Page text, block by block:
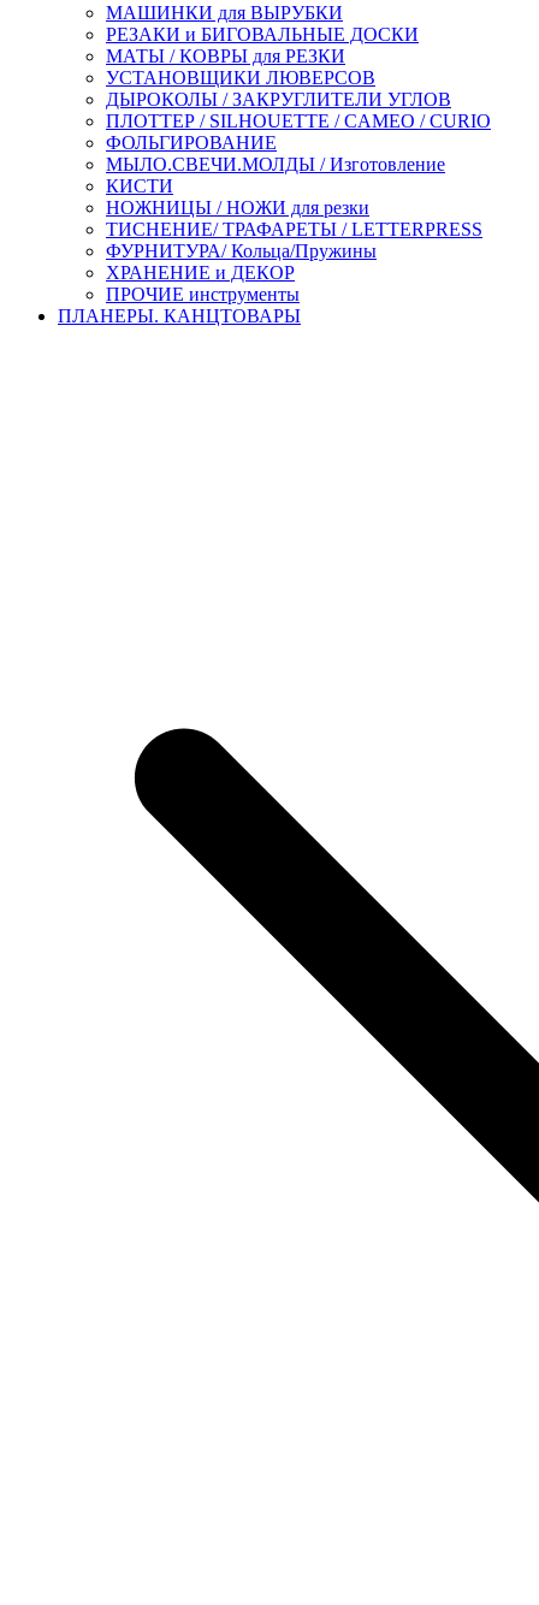
МАШИНКИ для ВЫРУБКИ
РЕЗАКИ и БИГОВАЛЬНЫЕ ДОСКИ
МАТЫ / КОВРЫ для РЕЗКИ
УСТАНОВЩИКИ ЛЮВЕРСОВ
ДЫРОКОЛЫ / ЗАКРУГЛИТЕЛИ УГЛОВ
ПЛОТТЕР / SILHOUETTE / CAMEO / CURIO
ФОЛЬГИРОВАНИЕ
МЫЛО.СВЕЧИ.МОЛДЫ / Изготовление
КИСТИ
НОЖНИЦЫ / НОЖИ для резки
ТИСНЕНИЕ/ ТРАФАРЕТЫ / LETTERPRESS
ФУРНИТУРА/ Кольца/Пружины
ХРАНЕНИЕ и ДЕКОР
ПРОЧИЕ инструменты
ПЛАНЕРЫ. КАНЦТОВАРЫ